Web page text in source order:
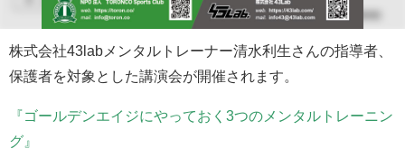
株式会社43labメンタルトレーナー清水利生さんの指導者、
保護者を対象とした講演会が開催されます。
『ゴールデンエイジにやっておく3つのメンタルトレーニン
グ』